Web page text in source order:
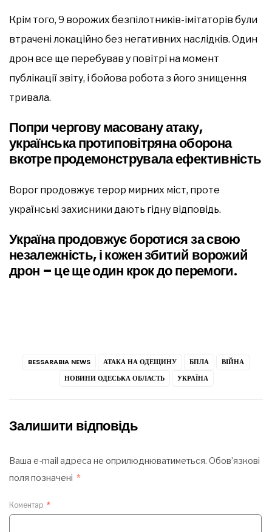
Крім того, 9 ворожих безпілотників-імітаторів були
втрачені локаційно без негативних наслідків. Один
дрон все ще перебував у повітрі на момент
публікації звіту, і бойова робота з його знищення
тривала.
Попри чергову масовану атаку,
українська протиповітряна оборона
вкотре продемонструвала ефективність
Ворог продовжує терор мирних міст, проте
українські захисники дають гідну відповідь.
Україна продовжує боротися за свою
незалежність, і кожен збитий ворожий
дрон – це ще один крок до перемоги.
BESSARABIA NEWS АТАКА НА ОДЕЩИНУ БПЛА
ВІЙНА
НОВИНИ ОДЕСЬКА ОБЛАСТЬ
УКРАЇНА
Залишити відповідь
Ваша e-mail адреса не оприлюднюватиметься. Обов’язкові
поля позначені *
Коментар *